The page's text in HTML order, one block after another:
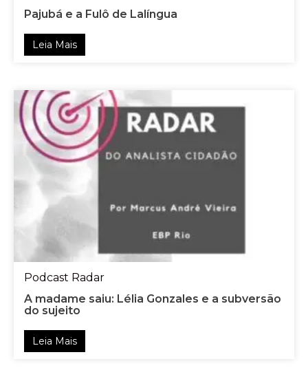
Pajubá e a Fulô de Lalíngua
Leia Mais
Podcast Radar
A madame saiu: Lélia Gonzales e a subversão
do sujeito
Leia Mais